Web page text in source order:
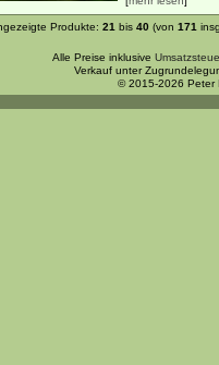
Produkte: 21 bis 40 (von 171
Alle Preise inklusive
Verkauf unter
© 2015-2026 Peter